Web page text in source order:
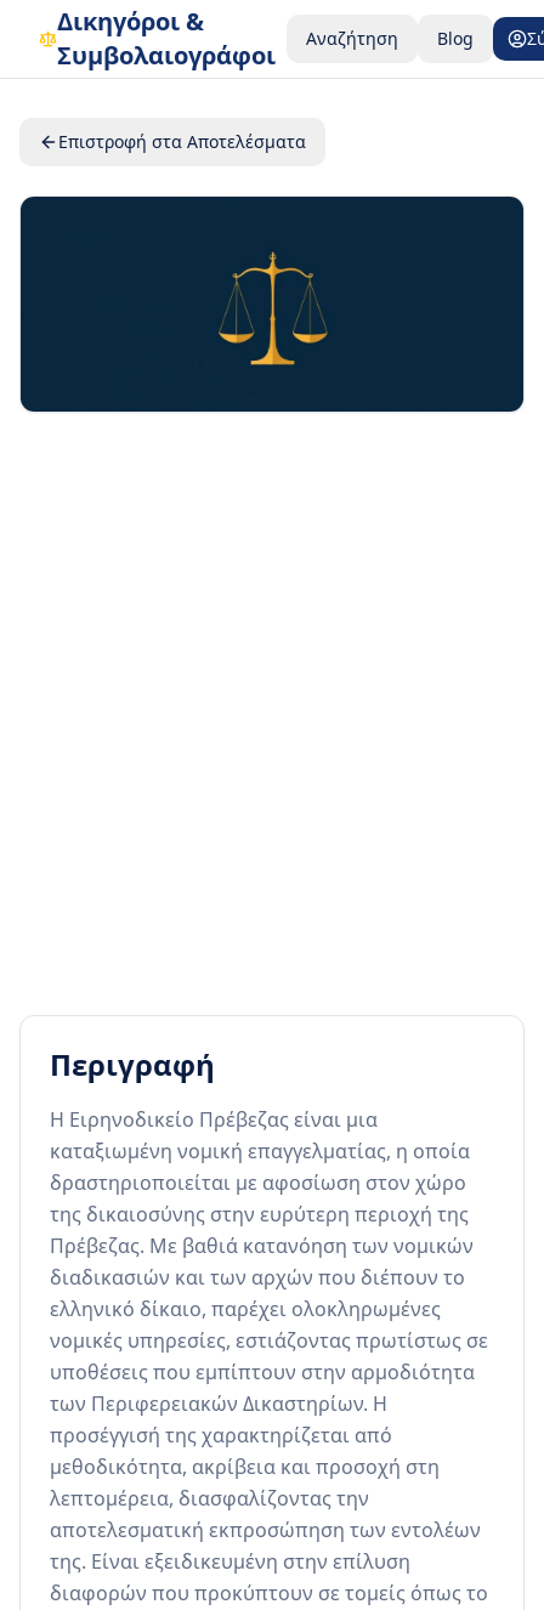
Δικηγόροι &
Συμβολαιογράφοι
Αναζήτηση Blog
Επιστροφή στα Αποτελέσματα
Περιγραφή
Η Ειρηνοδικείο Πρέβεζας είναι μια
καταξιωμένη νομική επαγγελματίας, η οποία
δραστηριοποιείται με αφοσίωση στον χώρο
της δικαιοσύνης στην ευρύτερη περιοχή της
Πρέβεζας. Με βαθιά κατανόηση των νομικών
διαδικασιών και των αρχών που διέπουν το
ελληνικό δίκαιο, παρέχει ολοκληρωμένες
νομικές υπηρεσίες, εστιάζοντας πρωτίστως σε
υποθέσεις που εμπίπτουν στην αρμοδιότητα
των Περιφερειακών Δικαστηρίων. Η
προσέγγισή της χαρακτηρίζεται από
μεθοδικότητα, ακρίβεια και προσοχή στη
λεπτομέρεια, διασφαλίζοντας την
αποτελεσματική εκπροσώπηση των εντολέων
της. Είναι εξειδικευμένη στην επίλυση
διαφορών που προκύπτουν σε τομείς όπως το